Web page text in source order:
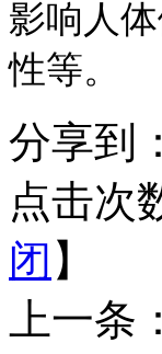
影响人
性等。
分享到：
点击次
闭 】
上一条：